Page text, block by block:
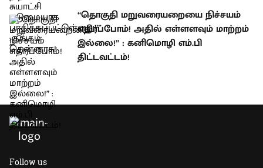
“தொகுதி மறுவரையறையை நிச்சயம்
எதிர்ப்போம்! அதில் எள்ளளவும் மாற்றம்
இல்லை!” : கனிமொழி எம்.பி
திட்டவட்டம்!
Follow us